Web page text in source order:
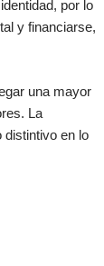
por lo
y financiarse,
una mayor
La
distintivo en lo